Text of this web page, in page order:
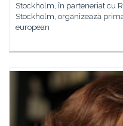
Stockholm, în parteneriat cu
Stockholm, organizează
european